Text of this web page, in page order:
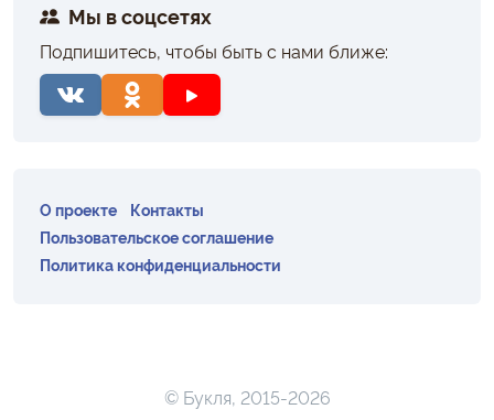
Мы в соцсетях
Подпишитесь, чтобы быть с нами ближе:
О проекте
Контакты
Пользовательское соглашение
Политика конфиденциальности
© Букля, 2015-2026